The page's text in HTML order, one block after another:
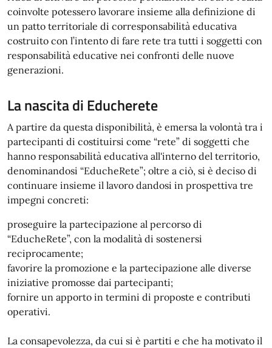
coinvolte potessero lavorare insieme alla definizione di
un patto territoriale di corresponsabilità educativa
costruito con l’intento di fare rete tra tutti i soggetti con
responsabilità educative nei confronti delle nuove
generazioni.
La nascita di Educherete
A partire da questa disponibilità, è emersa la volontà tra i
partecipanti di costituirsi come “rete” di soggetti che
hanno responsabilità educativa all'interno del territorio,
denominandosi “EducheRete”; oltre a ciò, si è deciso di
continuare insieme il lavoro dandosi in prospettiva tre
impegni concreti:
proseguire la partecipazione al percorso di
“EducheRete”, con la modalità di sostenersi
reciprocamente;
favorire la promozione e la partecipazione alle diverse
iniziative promosse dai partecipanti;
fornire un apporto in termini di proposte e contributi
operativi.
La consapevolezza, da cui si è partiti e che ha motivato il